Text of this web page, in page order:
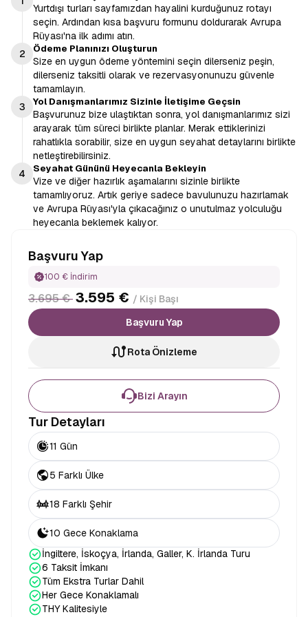
Yurtdışı turları sayfamızdan hayalini kurduğunuz rotayı
seçin. Ardından kısa başvuru formunu doldurarak Avrupa
Rüyası'na ilk adımı atın.
2
Ödeme Planınızı Oluşturun
Size en uygun ödeme yöntemini seçin dilerseniz peşin,
dilerseniz taksitli olarak ve rezervasyonunuzu güvenle
tamamlayın.
3
Yol Danışmanlarımız Sizinle İletişime Geçsin
Başvurunuz bize ulaştıktan sonra, yol danışmanlarımız sizi
arayarak tüm süreci birlikte planlar. Merak ettiklerinizi
rahatlıkla sorabilir, size en uygun seyahat detaylarını birlikte
netleştirebilirsiniz.
4
Seyahat Gününü Heyecanla Bekleyin
Vize ve diğer hazırlık aşamalarını sizinle birlikte
tamamlıyoruz. Artık geriye sadece bavulunuzu hazırlamak
ve Avrupa Rüyası'yla çıkacağınız o unutulmaz yolculuğu
heyecanla beklemek kalıyor.
Başvuru Yap
100 € İndirim
3.695 €3.595 € / Kişi Başı
Başvuru Yap
Rota Önizleme
Bizi Arayın
Tur Detayları
11 Gün
5 Farklı Ülke
18 Farklı Şehir
10 Gece Konaklama
İngiltere, İskoçya, İrlanda, Galler, K. İrlanda Turu
6 Taksit İmkanı
Tüm Ekstra Turlar Dahil
Her Gece Konaklamalı
THY Kalitesiyle